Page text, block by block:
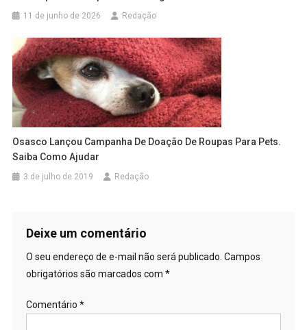
11 de junho de 2026 Redação
Osasco Lançou Campanha De Doação De Roupas Para Pets.
Saiba Como Ajudar
3 de julho de 2019 Redação
Deixe um comentário
O seu endereço de e-mail não será publicado. Campos
obrigatórios são marcados com *
Comentário *